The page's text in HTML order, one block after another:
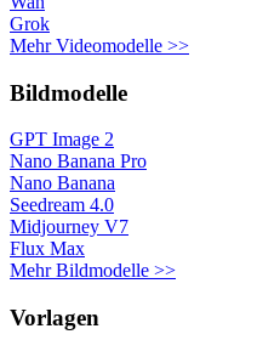
Grok
Mehr Videomodelle >>
Bildmodelle
GPT Image 2
Nano Banana Pro
Nano Banana
Seedream 4.0
Midjourney V7
Flux Max
Mehr Bildmodelle >>
Vorlagen